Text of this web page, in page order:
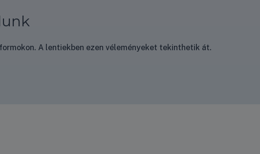
A lentiekben ezen véleményeket tekinthetik át.